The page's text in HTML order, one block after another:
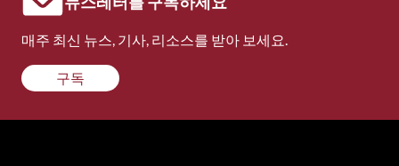
매주 최신 뉴스, 기사, 리소스를 받아 보세요.
구독